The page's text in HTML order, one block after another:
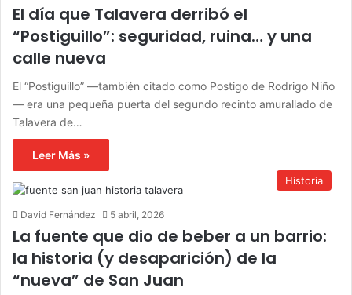
El día que Talavera derribó el
“Postiguillo”: seguridad, ruina… y una
calle nueva
El “Postiguillo” —también citado como Postigo de Rodrigo Niño
— era una pequeña puerta del segundo recinto amurallado de
Talavera de…
Leer Más »
Historia
David Fernández 5 abril, 2026
La fuente que dio de beber a un barrio:
la historia (y desaparición) de la
“nueva” de San Juan